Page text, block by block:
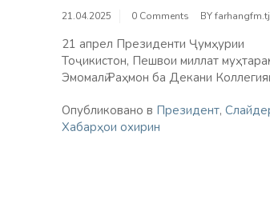
21.04.2025 0 Comments BYfarhangfm.tj
21 апрел Президенти Ҷумҳурии
Тоҷикистон, Пешвои миллат
Эмомалӣ Раҳмон ба Декани
Опубликовано в Президент,
Хабарҳои охирин